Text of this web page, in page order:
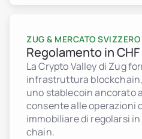
ZUG & MERCATO SVIZZERO
Regolamento in
La Crypto Valley di Zug
infrastruttura
uno stablecoin ancorato
consente alle operazioni
immobiliare di regolarsi
chain.